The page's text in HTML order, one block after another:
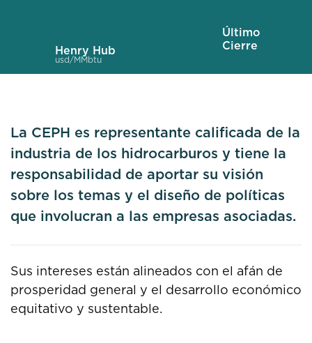
Henry Hub
usd/MMbtu
Último
Cierre
La CEPH es representante calificada de la
industria de los hidrocarburos y tiene la
responsabilidad de aportar su visión
sobre los temas y el diseño de políticas
que involucran a las empresas asociadas.
Sus intereses están alineados con el afán de
prosperidad general y el desarrollo económico
equitativo y sustentable.